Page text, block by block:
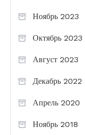
Ноябрь 2023
Октябрь 2023
Август 2023
Декабрь 2022
Апрель 2020
Ноябрь 2018